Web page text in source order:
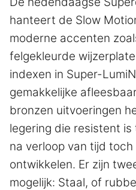
hanteert de Slow
moderne accenten
felgekleurde
indexen in Super-
gemakkelijke
bronzen uitvoeringen
legering die resistent
na verloop van tijd
ontwikkelen. Er zijn
mogelijk: Staal, of